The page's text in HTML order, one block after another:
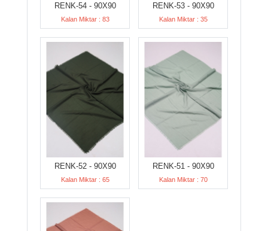
RENK-54 - 90X90
Kalan Miktar : 83
RENK-53 - 90X90
Kalan Miktar : 35
RENK-52 - 90X90
Kalan Miktar : 65
RENK-51 - 90X90
Kalan Miktar : 70